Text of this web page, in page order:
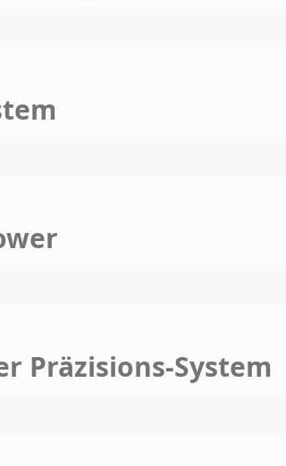
Präzisions-System